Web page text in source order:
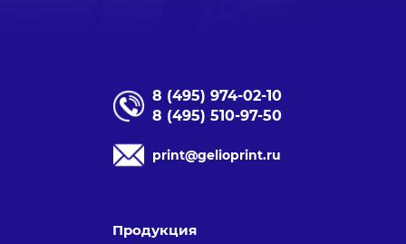
8 (495) 974-02-10
8 (495) 510-97-50
print@gelioprint.ru
Продукция